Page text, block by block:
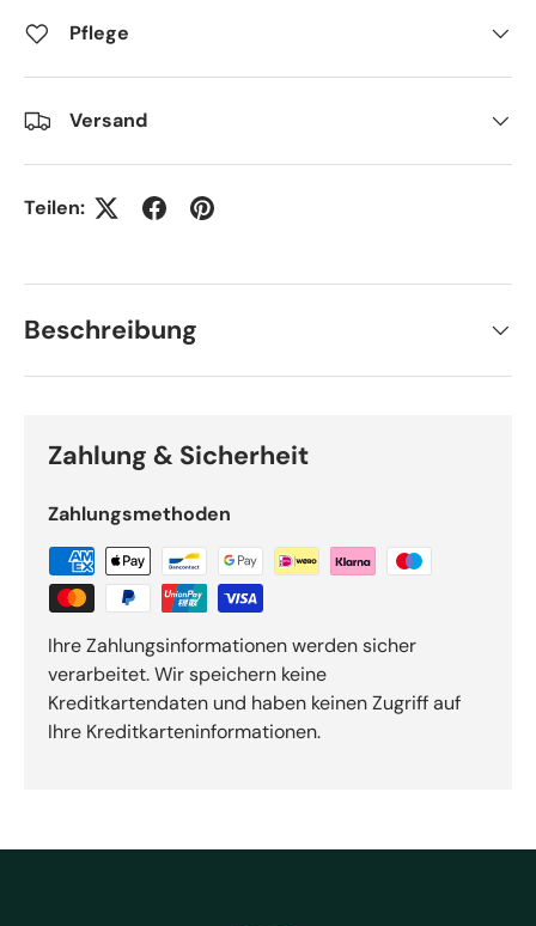
Pflege
Versand
Teilen:
Beschreibung
Zahlung & Sicherheit
Zahlungsmethoden
Ihre Zahlungsinformationen werden sicher
verarbeitet. Wir speichern keine
Kreditkartendaten und haben keinen Zugriff auf
Ihre Kreditkarteninformationen.